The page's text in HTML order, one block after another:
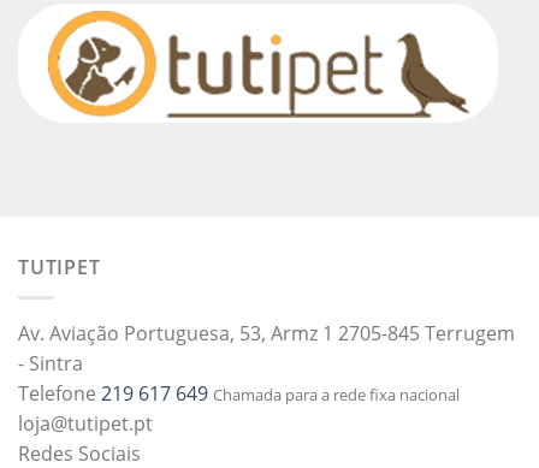
TUTIPET
Av. Aviação Portuguesa, 53, Armz 1 2705-845 Terrugem
- Sintra
Telefone 219 617 649 Chamada para a rede fixa nacional
loja@tutipet.pt
Redes Sociais